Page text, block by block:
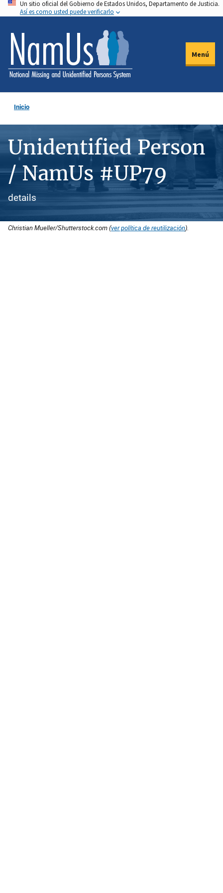
Pasar
al
contenido
principal
Un sitio oficial del Gobierno de Estados Unidos, Departamento de Justicia.
Así es como usted puede verificarlo
Menú
Inicio
Unidentified Person
/ NamUs #UP79
details
Christian Mueller/Shutterstock.com (ver política de reutilización).